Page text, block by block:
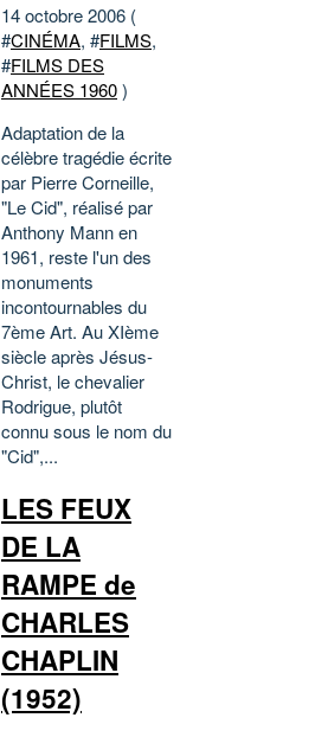
14 octobre 2006 (
#CINÉMA, #FILMS,
#FILMS DES
ANNÉES 1960)
Adaptation de la
célèbre tragédie écrite
par Pierre Corneille,
"Le Cid", réalisé par
Anthony Mann en
1961, reste l'un des
monuments
incontournables du
7ème Art. Au XIème
siècle après Jésus-
Christ, le chevalier
Rodrigue, plutôt
connu sous le nom du
"Cid",...
LES FEUX
DE LA
RAMPE de
CHARLES
CHAPLIN
(1952)